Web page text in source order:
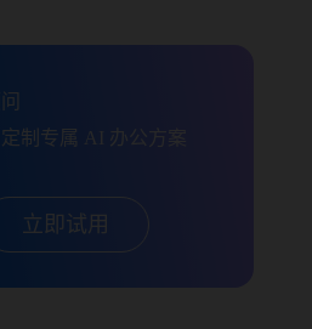
制专属 AI 办公方案
立即试用